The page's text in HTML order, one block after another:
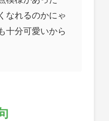
なれるのかにゃ
十分可愛いから